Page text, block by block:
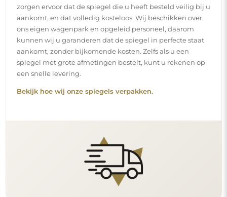
zorgen ervoor dat de spiegel die u heeft besteld veilig bij u
aankomt, en dat volledig kosteloos. Wij beschikken over
ons eigen wagenpark en opgeleid personeel, daarom
kunnen wij u garanderen dat de spiegel in perfecte staat
aankomt, zonder bijkomende kosten. Zelfs als u een
spiegel met grote afmetingen bestelt, kunt u rekenen op
een snelle levering.
Bekijk hoe wij onze spiegels verpakken.